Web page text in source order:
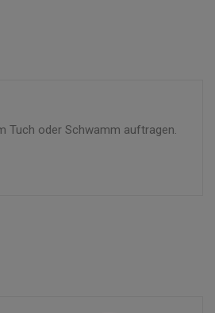
Tuch oder Schwamm auftragen.